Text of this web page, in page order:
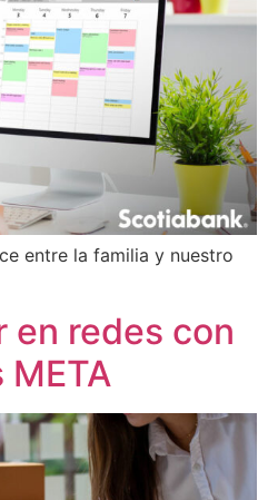
entre la familia y nuestro
en redes con